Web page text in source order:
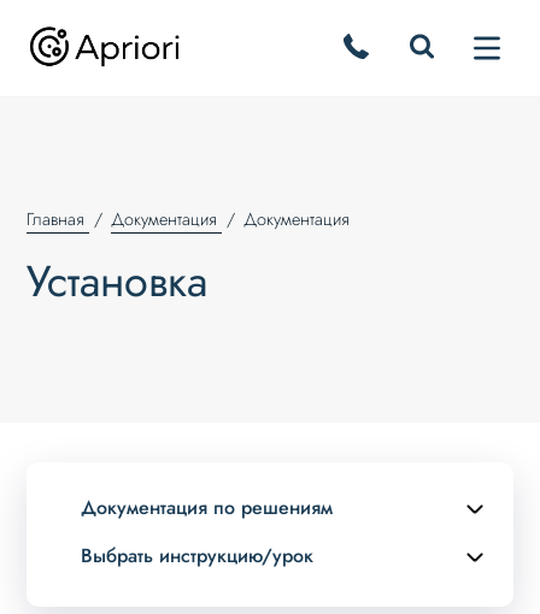
Главная Документация Документация
Установка
Документация по решениям
Выбрать инструкцию/урок
Описание курса